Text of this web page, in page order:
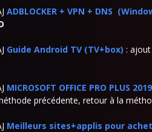
ADBLOCKER + VPN + DNS
Guide Android TV (TV+box) :
MICROSOFT OFFICE PRO PLUS
précédente, retour à la
Meilleurs sites+applis pour